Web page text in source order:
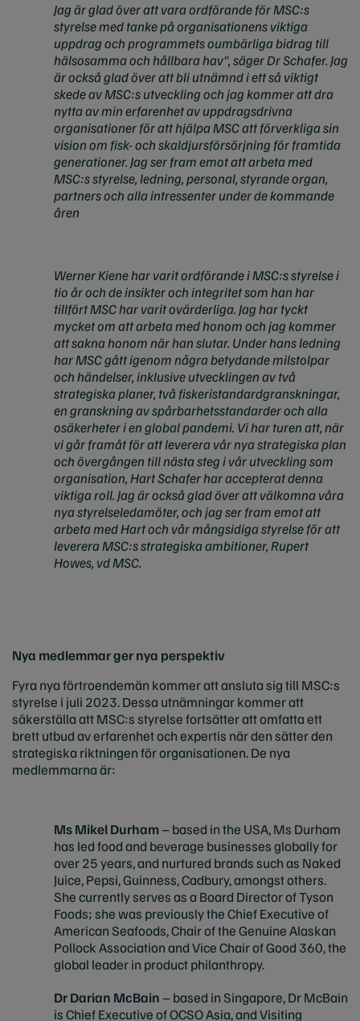
Jag är glad över att vara ordförande för MSC:s
styrelse med tanke på organisationens viktiga
uppdrag och programmets oumbärliga bidrag till
hälsosamma och hållbara hav", säger Dr Schafer. Jag
är också glad över att bli utnämnd i ett så viktigt
skede av MSC:s utveckling och jag kommer att dra
nytta av min erfarenhet av uppdragsdrivna
organisationer för att hjälpa MSC att förverkliga sin
vision om fisk- och skaldjursförsörjning för framtida
generationer. Jag ser fram emot att arbeta med
MSC:s styrelse, ledning, personal, styrande organ,
partners och alla intressenter under de kommande
åren
Werner Kiene har varit ordförande i MSC:s styrelse i
tio år och de insikter och integritet som han har
tillfört MSC har varit ovärderliga. Jag har tyckt
mycket om att arbeta med honom och jag kommer
att sakna honom när han slutar. Under hans ledning
har MSC gått igenom några betydande milstolpar
och händelser, inklusive utvecklingen av två
strategiska planer, två fiskeristandardgranskningar,
en granskning av spårbarhetsstandarder och alla
osäkerheter i en global pandemi. Vi har turen att, när
vi går framåt för att leverera vår nya strategiska plan
och övergången till nästa steg i vår utveckling som
organisation, Hart Schafer har accepterat denna
viktiga roll. Jag är också glad över att välkomna våra
nya styrelseledamöter, och jag ser fram emot att
arbeta med Hart och vår mångsidiga styrelse för att
leverera MSC:s strategiska ambitioner, Rupert
Howes, vd MSC.
Nya medlemmar ger nya perspektiv
Fyra nya förtroendemän kommer att ansluta sig till MSC:s
styrelse i juli 2023. Dessa utnämningar kommer att
säkerställa att MSC:s styrelse fortsätter att omfatta ett
brett utbud av erfarenhet och expertis när den sätter den
strategiska riktningen för organisationen. De nya
medlemmarna är:
Ms Mikel Durham– based in the USA, Ms Durham
has led food and beverage businesses globally for
over 25 years, and nurtured brands such as Naked
Juice, Pepsi, Guinness, Cadbury, amongst others.
She currently serves as a Board Director of Tyson
Foods; she was previously the Chief Executive of
American Seafoods, Chair of the Genuine Alaskan
Pollock Association and Vice Chair of Good 360, the
global leader in product philanthropy.
Dr Darian McBain – based in Singapore, Dr McBain
is Chief Executive of OCSO Asia, and Visiting